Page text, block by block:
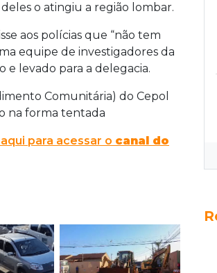
o atingiu a região lombar.
aos polícias que “não tem
equipe de investigadores da
e levado para a delegacia.
Comunitária) do Cepol
na forma tentada
para acessar o canal do